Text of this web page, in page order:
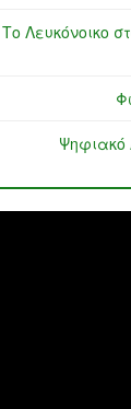
Το Λευκόνοικο
Ψηφιακό